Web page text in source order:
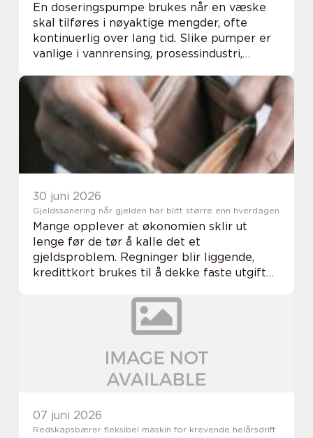
En doseringspumpe brukes når en væske
skal tilføres i nøyaktige mengder, ofte
kontinuerlig over lang tid. Slike pumper er
vanlige i vannrensing, prosessindustri,
Kravene er som regel de samme: høy
nøyaktighet, stab...
30 juni 2026
Gjeldssanering når gjelden har blitt større enn hverdagen
Mange opplever at økonomien sklir ut
lenge før de tør å kalle det et
gjeldsproblem. Regninger blir liggende,
kredittkort brukes til å dekke faste utgifter,
kan gjeldsbyrden føles så tung at vanlig
07 juni 2026
Redskapsbærer fleksibel maskin for krevende helårsdrift